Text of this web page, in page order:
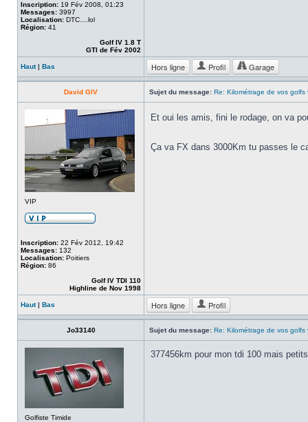
Inscription: 19 Fév 2008, 01:23
Messages: 3997
Localisation: DTC....lol
Région: 41
Golf IV 1.8 T
GTI de Fév 2002
Haut| Bas Hors ligne Profil Garage
David GIV Sujet du message: Re: Kilométrage de vos golfs
VIP
Inscription: 22 Fév 2012, 19:42
Messages: 132
Localisation: Poitiers
Région: 86
Golf IV TDI 110
Highline de Nov 1998
Et oui les amis, fini le rodage, on va
Ça va FX dans 3000Km tu passes le
Haut| Bas Hors ligne Profil
Jo33140 Sujet du message: Re: Kilométrage de vos golfs
Golfiste Timide
377456km pour mon tdi 100 mais